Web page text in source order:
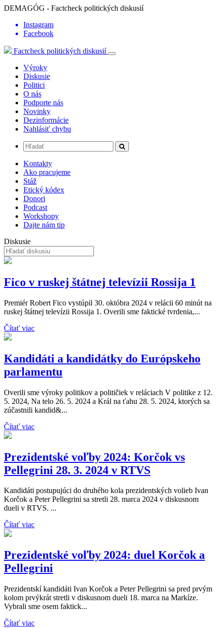
DEMAGÓG - Factcheck politických diskusií
Instagram
Facebook
Factcheck politických diskusií
Výroky
Diskusie
Politici
O nás
Podporte nás
Novinky
Dezinformácie
Nahlásiť chybu
Kontakty
Ako pracujeme
Stáž
Etický kódex
Donori
Podcast
Workshopy
Dajte nám tip
Diskusie
Fico v ruskej štátnej televízii Rossija 1
Premiér Robert Fico vystúpil 30. októbra 2024 v relácii 60 minút na
ruskej štátnej televízii Rossija 1. Overili sme faktické tvrdenia,...
Čítať viac
Kandidáti a kandidátky do Európskeho
parlamentu
Overili sme výroky politikov a političiek v reláciach V politike z 12.
5. 2024, Na telo 26. 5. 2024 a Král na ťahu 28. 5. 2024, ktorých sa
zúčastnili kandid&...
Čítať viac
Prezidentské voľby 2024: Korčok vs
Pellegrini 28. 3. 2024 v RTVS
Kandidáti postupujúci do druhého kola prezidentských volieb Ivan
Korčok a Peter Pellegrini sa stretli 28. marca 2024 v diskusnom
dueli v RTVS. ...
Čítať viac
Prezidentské voľby 2024: duel Korčok a
Pellegrini
Prezidentskí kandidáti Ivan Korčok a Peter Pellegrini sa pred prvým
kolom prvýkrát stretli v diskusnom dueli 18. marca na Markíze.
Vybrali sme osem faktick...
Čítať viac